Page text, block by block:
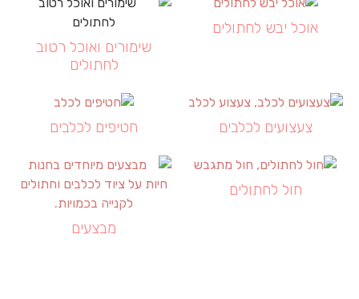
אוכל יבש לחתולים
שימורים ואוכל רטוב
לחתולים
צעצועים לכלבים חטיפים לכלבים
חול לחתולים
מבצעים